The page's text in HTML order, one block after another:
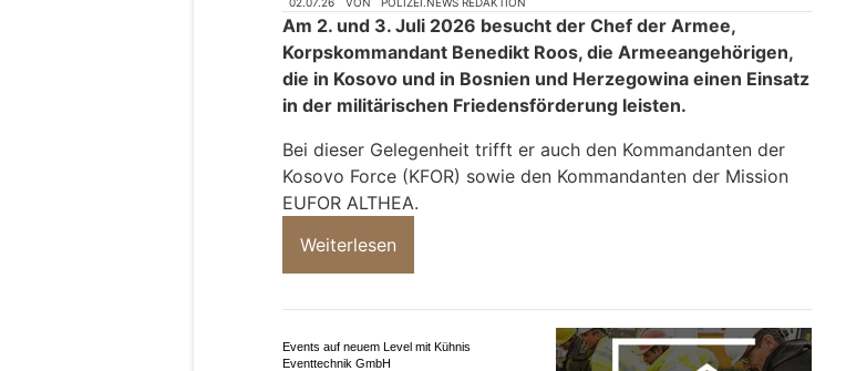
Am 2. und 3. Juli 2026 besucht der Chef der Armee,
Korpskommandant Benedikt Roos, die Armeeangehörigen,
die in Kosovo und in Bosnien und Herzegowina einen Einsatz
in der militärischen Friedensförderung leisten.
Bei dieser Gelegenheit trifft er auch den Kommandanten der
Kosovo Force (KFOR) sowie den Kommandanten der Mission
EUFOR ALTHEA.
Weiterlesen